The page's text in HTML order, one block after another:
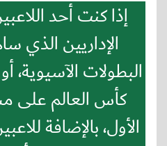
إذا كنت أحد
الإداريين الذي
البطولات الآسيوية،
كأس العالم على
الأول، بالإضافة